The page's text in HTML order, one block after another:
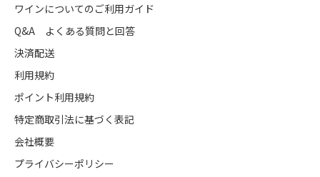
ワインについてのご利用ガイド
Q&A よくある質問と回答
決済配送
利用規約
ポイント利用規約
特定商取引法に基づく表記
会社概要
プライバシーポリシー